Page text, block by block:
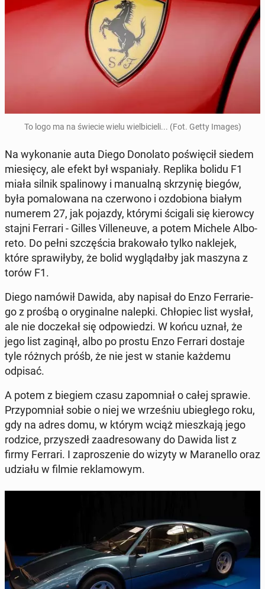
To logo ma na świecie wielu wiel­bi­cie­li... (Fot. Getty Images)
Na wy­ko­na­nie auta Diego Do­no­la­to po­świę­cił siedem
mie­się­cy, ale efekt był wspa­nia­ły. Replika bolidu F1
miała silnik spa­li­no­wy i ma­nu­al­ną skrzy­nię biegów,
była po­ma­lo­wa­na na czer­wo­no i ozdo­bio­na białym
numerem 27, jak pojazdy, którymi ścigali się kie­row­cy
stajni Ferrari - Gilles Vil­le­neu­ve, a potem Michele Al­bo­
re­to. Do pełni szczę­ścia bra­ko­wa­ło tylko na­kle­jek,
które spra­wi­ły­by, że bolid wy­glą­dał­by jak maszyna z
torów F1.
Diego namówił Dawida, aby napisał do Enzo Fer­ra­rie­
go z prośbą o ory­gi­nal­ne nalepki. Chło­piec list wysłał,
ale nie do­cze­kał się od­po­wie­dzi. W końcu uznał, że
jego list zaginął, albo po prostu Enzo Ferrari dostaje
tyle różnych próśb, że nie jest w stanie każdemu
odpisać.
A potem z biegiem czasu za­po­mniał o całej sprawie.
Przy­po­mniał sobie o niej we wrze­śniu ubie­głe­go roku,
gdy na adres domu, w którym wciąż miesz­ka­ją jego
rodzice, przy­szedł za­adre­so­wa­ny do Dawida list z
firmy Ferrari. I za­pro­sze­nie do wizyty w Ma­ra­nel­lo oraz
udziału w filmie re­kla­mo­wym.